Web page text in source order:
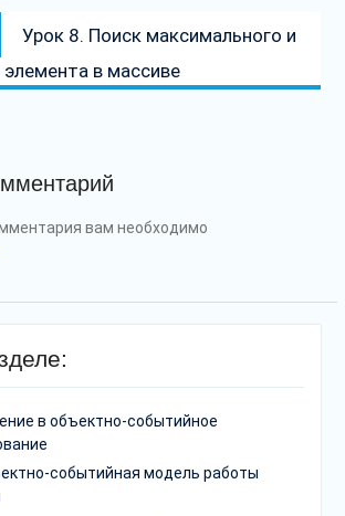
запись:
Урок 8. Поиск максимального и
в массиве
вам необходимо
в объектно-событийное
событийная модель работы